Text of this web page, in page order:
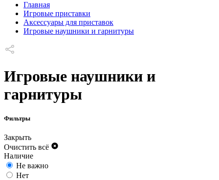
Главная
Игровые приставки
Аксессуары для приставок
Игровые наушники и гарнитуры
Игровые наушники и
гарнитуры
Фильтры
Закрыть
Очистить всё
Наличие
Не важно
Нет